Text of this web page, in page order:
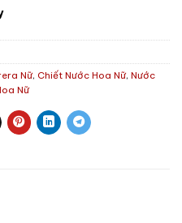
Nữ, Chiết Nước Hoa Nữ, Nước
Nữ